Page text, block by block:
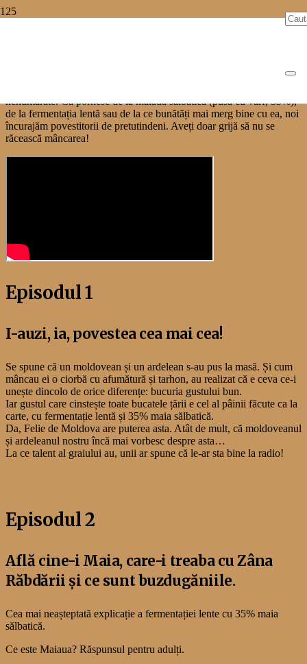
Unii spun că la masă nu se vorbește, dar nimeni n-ar spune că nu se
nenumărate.Că pornesc de la maiaua sălbatică (pusă cu vârf, 35%),
de la fermentația lentă sau de la ce bunătăți mai merg bine cu ea, noi
încurajăm povestitorii de pretutindeni. Aveți doar grijă să nu se
răcească mâncarea!
Episodul 1
I-auzi, ia, povestea cea mai cea!
Se spune că un moldovean și un ardelean s-au pus la masă. Și cum
mâncau ei o ciorbă cu afumătură și tarhon, au realizat că e ceva ce-i
unește dincolo de orice diferențe: bucuria gustului bun.
Iar gustul care cinstește toate bucatele țării e cel al pâinii făcute ca la
carte, cu fermentație lentă și 35% maia sălbatică.
Da, Felie de Moldova are puterea asta. Atât de mult, că moldoveanul
și ardeleanul nostru încă mai vorbesc despre asta…
La ce talent al graiului au, unii ar spune că le-ar sta bine la radio!
Episodul 2
Află cine-i Maia, care-i treaba cu Zâna
Răbdării și ce sunt buzdugăniile.
Cea mai neașteptată explicație a fermentației lente cu 35% maia
sălbatică.
Ce este Maiaua? Răspunsul pentru adulți.